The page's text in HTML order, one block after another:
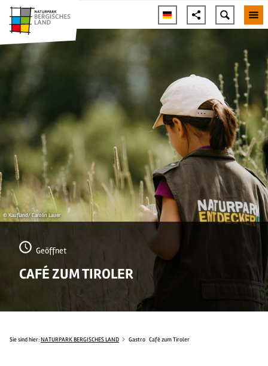
© Kaufland/ Carolin Lauer
Geöffnet
CAFÉ ZUM TIROLER
Sie sind hier: NATURPARK BERGISCHES LAND Gastro Café zum Tiroler